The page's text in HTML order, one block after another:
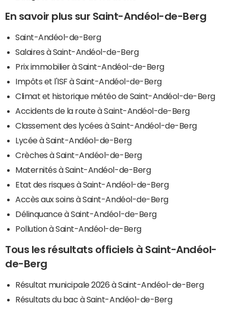
En savoir plus sur Saint-Andéol-de-Berg
Saint-Andéol-de-Berg
Salaires à Saint-Andéol-de-Berg
Prix immobilier à Saint-Andéol-de-Berg
Impôts et l'ISF à Saint-Andéol-de-Berg
Climat et historique météo de Saint-Andéol-de-Berg
Accidents de la route à Saint-Andéol-de-Berg
Classement des lycées à Saint-Andéol-de-Berg
Lycée à Saint-Andéol-de-Berg
Crèches à Saint-Andéol-de-Berg
Maternités à Saint-Andéol-de-Berg
Etat des risques à Saint-Andéol-de-Berg
Accès aux soins à Saint-Andéol-de-Berg
Délinquance à Saint-Andéol-de-Berg
Pollution à Saint-Andéol-de-Berg
Tous les résultats officiels à Saint-Andéol-
de-Berg
Résultat municipale 2026 à Saint-Andéol-de-Berg
Résultats du bac à Saint-Andéol-de-Berg